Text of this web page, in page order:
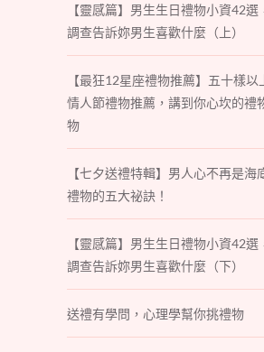
【靈感篇】男生生日禮物小資42選
調查告訴妳男生喜歡什麼（上）
【最狂12星座禮物推薦】五十樣
情人節禮物推薦，講到你心坎的禮
物
【七夕送禮特輯】男人心不再是海
禮物的五大祕訣！
【靈感篇】男生生日禮物小資42選
調查告訴妳男生喜歡什麼（下）
送禮有學問，心理學幫你挑禮物